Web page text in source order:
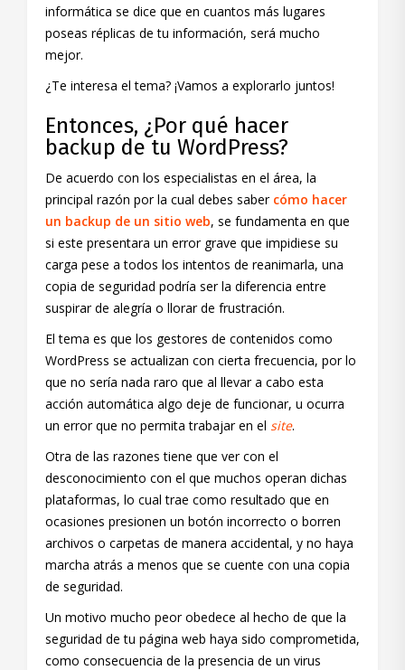
informática se dice que en cuantos más lugares
poseas réplicas de tu información, será mucho
mejor.
¿Te interesa el tema? ¡Vamos a explorarlo juntos!
Entonces, ¿Por qué hacer
backup de tu WordPress?
De acuerdo con los especialistas en el área, la
principal razón por la cual debes saber cómo hacer
un backup de un sitio web, se fundamenta en que
si este presentara un error grave que impidiese su
carga pese a todos los intentos de reanimarla, una
copia de seguridad podría ser la diferencia entre
suspirar de alegría o llorar de frustración.
El tema es que los gestores de contenidos como
WordPress se actualizan con cierta frecuencia, por lo
que no sería nada raro que al llevar a cabo esta
acción automática algo deje de funcionar, u ocurra
un error que no permita trabajar en el site.
Otra de las razones tiene que ver con el
desconocimiento con el que muchos operan dichas
plataformas, lo cual trae como resultado que en
ocasiones presionen un botón incorrecto o borren
archivos o carpetas de manera accidental, y no haya
marcha atrás a menos que se cuente con una copia
de seguridad.
Un motivo mucho peor obedece al hecho de que la
seguridad de tu página web haya sido comprometida,
como consecuencia de la presencia de un virus